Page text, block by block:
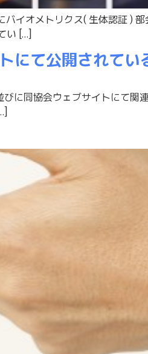
イオメトリクス( 生体認証 )
い […]
にて公開されて
に同協会ウェブサイトにて